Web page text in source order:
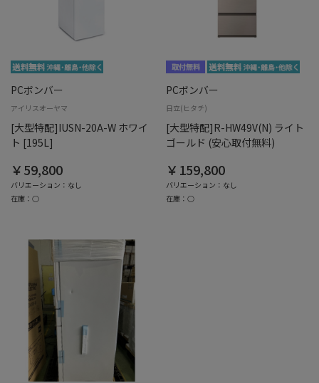
PCボンバー
アイリスオーヤマ
[大型特配]IUSN-20A-W ホワイ
ト [195L]
￥59,800
バリエーション：なし
在庫：○
PCボンバー
日立(ヒタチ)
[大型特配]R-HW49V(N) ライト
ゴールド (安心取付無料)
￥159,800
バリエーション：なし
在庫：○